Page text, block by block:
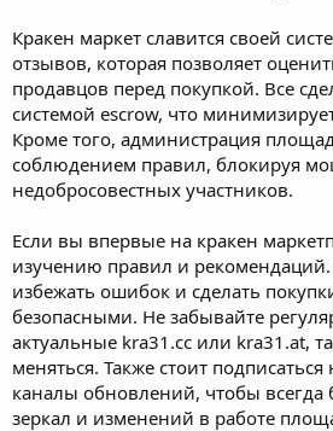
Кракен маркет славится своей
отзывов, которая позволяет
продавцов перед покупкой. Все
системой escrow, что
Кроме того, администрация
соблюдением правил, блокируя
недобросовестных участников.
Если вы впервые на кракен
изучению правил и
избежать ошибок и сделать
безопасными. Не забывайте
актуальные kra31.cc или kra31.at,
меняться. Также стоит
каналы обновлений, чтобы всегда
зеркал и изменений в работе